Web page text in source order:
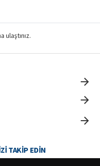
ulaştınız.
TAKIP EDIN